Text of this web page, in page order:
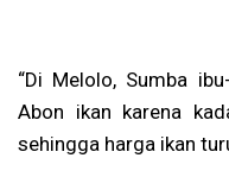
“Di Melolo, Sumba
Abon ikan karena
sehingga harga ikan